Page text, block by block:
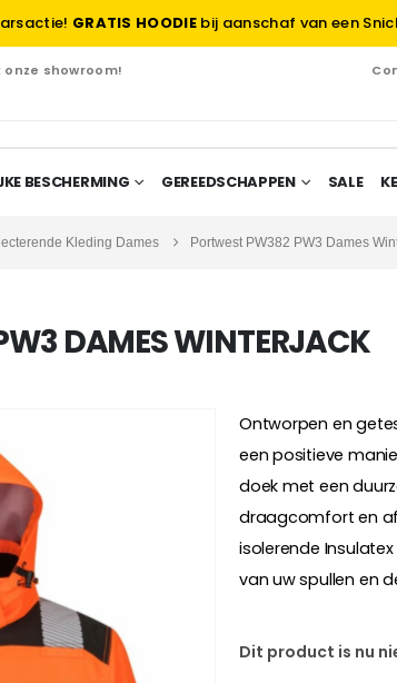
GRATIS HOODIE bij aanschaf van een
showroom!
BESCHERMING GEREEDSCHAPPEN SALE
Kleding Dames Portwest PW382 PW3 Dames
DAMES WINTERJACK
Ontworpen en
een positieve
doek met een
draagcomfort en
isolerende
van uw spullen en
Dit product is nu